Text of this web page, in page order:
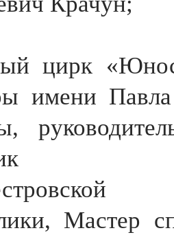
цирк
имени
Мастер